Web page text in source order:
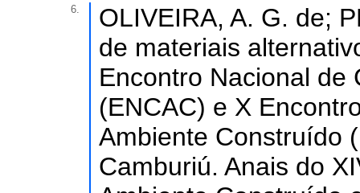
6.
OLIVEIRA, A. G. de;
de materiais
Encontro Nacional de
(ENCAC) e X
Ambiente Construído
Camburiú. Anais do